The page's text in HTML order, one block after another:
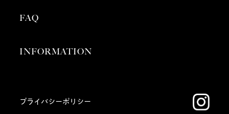
FAQ
INFORMATION
プライバシーポリシー